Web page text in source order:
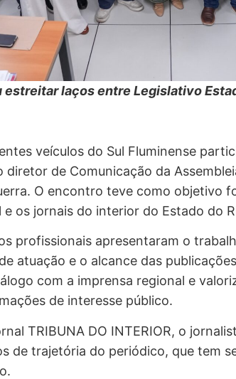
laços entre Legislativo
veículos do Sul Fluminense
diretor de Comunicação da
O encontro teve como objetivo
e os jornais do interior do Estado do
profissionais apresentaram o
atuação e o alcance das
com a imprensa regional e
de interesse público.
TRIBUNA DO INTERIOR, o
de trajetória do periódico, que tem